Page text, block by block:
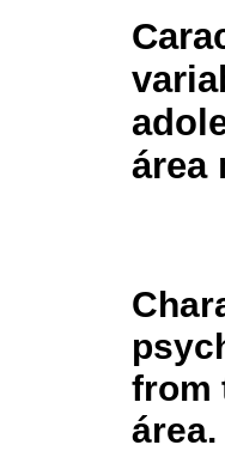
área
from
área.